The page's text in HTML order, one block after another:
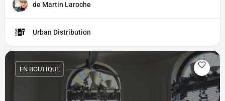
de Martin Laroche
Urban Distribution
EN BOUTIQUE